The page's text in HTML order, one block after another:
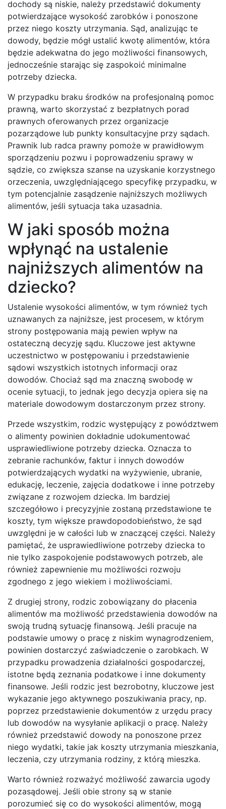
dochody są niskie, należy przedstawić dokumenty
potwierdzające wysokość zarobków i ponoszone
przez niego koszty utrzymania. Sąd, analizując te
dowody, będzie mógł ustalić kwotę alimentów, która
będzie adekwatna do jego możliwości finansowych,
jednocześnie starając się zaspokoić minimalne
potrzeby dziecka.
W przypadku braku środków na profesjonalną pomoc
prawną, warto skorzystać z bezpłatnych porad
prawnych oferowanych przez organizacje
pozarządowe lub punkty konsultacyjne przy sądach.
Prawnik lub radca prawny pomoże w prawidłowym
sporządzeniu pozwu i poprowadzeniu sprawy w
sądzie, co zwiększa szanse na uzyskanie korzystnego
orzeczenia, uwzględniającego specyfikę przypadku, w
tym potencjalnie zasądzenie najniższych możliwych
alimentów, jeśli sytuacja taka uzasadnia.
W jaki sposób można
wpłynąć na ustalenie
najniższych alimentów na
dziecko?
Ustalenie wysokości alimentów, w tym również tych
uznawanych za najniższe, jest procesem, w którym
strony postępowania mają pewien wpływ na
ostateczną decyzję sądu. Kluczowe jest aktywne
uczestnictwo w postępowaniu i przedstawienie
sądowi wszystkich istotnych informacji oraz
dowodów. Chociaż sąd ma znaczną swobodę w
ocenie sytuacji, to jednak jego decyzja opiera się na
materiale dowodowym dostarczonym przez strony.
Przede wszystkim, rodzic występujący z powództwem
o alimenty powinien dokładnie udokumentować
usprawiedliwione potrzeby dziecka. Oznacza to
zebranie rachunków, faktur i innych dowodów
potwierdzających wydatki na wyżywienie, ubranie,
edukację, leczenie, zajęcia dodatkowe i inne potrzeby
związane z rozwojem dziecka. Im bardziej
szczegółowo i precyzyjnie zostaną przedstawione te
koszty, tym większe prawdopodobieństwo, że sąd
uwzględni je w całości lub w znaczącej części. Należy
pamiętać, że usprawiedliwione potrzeby dziecka to
nie tylko zaspokojenie podstawowych potrzeb, ale
również zapewnienie mu możliwości rozwoju
zgodnego z jego wiekiem i możliwościami.
Z drugiej strony, rodzic zobowiązany do płacenia
alimentów ma możliwość przedstawienia dowodów na
swoją trudną sytuację finansową. Jeśli pracuje na
podstawie umowy o pracę z niskim wynagrodzeniem,
powinien dostarczyć zaświadczenie o zarobkach. W
przypadku prowadzenia działalności gospodarczej,
istotne będą zeznania podatkowe i inne dokumenty
finansowe. Jeśli rodzic jest bezrobotny, kluczowe jest
wykazanie jego aktywnego poszukiwania pracy, np.
poprzez przedstawienie dokumentów z urzędu pracy
lub dowodów na wysyłanie aplikacji o pracę. Należy
również przedstawić dowody na ponoszone przez
niego wydatki, takie jak koszty utrzymania mieszkania,
leczenia, czy utrzymania rodziny, z którą mieszka.
Warto również rozważyć możliwość zawarcia ugody
pozasądowej. Jeśli obie strony są w stanie
porozumieć się co do wysokości alimentów, mogą